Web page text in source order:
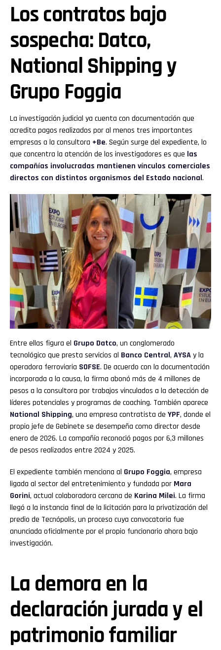
Los contratos bajo
sospecha: Datco,
National Shipping y
Grupo Foggia
La investigación judicial ya cuenta con documentación que
acredita pagos realizados por al menos tres importantes
empresas a la consultora +Be. Según surge del expediente, lo
que concentra la atención de los investigadores es que las
compañías involucradas mantienen vínculos comerciales
directos con distintos organismos del Estado nacional.
Entre ellas figura el Grupo Datco, un conglomerado
tecnológico que presta servicios al Banco Central, AYSAy la
operadora ferroviaria SOFSE. De acuerdo con la documentación
incorporada a la causa, la firma abonó más de 4 millones de
pesos a la consultora por trabajos vinculados a la detección de
líderes potenciales y programas de coaching. También aparece
National Shipping, una empresa contratista de YPF, donde el
propio jefe de Gebinete se desempeña como director desde
enero de 2026. La compañía reconoció pagos por 6,3 millones
de pesos realizados entre 2024 y 2025.
El expediente también menciona al Grupo Foggia, empresa
ligada al sector del entretenimiento y fundada por Mara
Gorini, actual colaboradora cercana de Karina Milei. La firma
llegó a la instancia final de la licitación para la privatización del
predio de Tecnópolis, un proceso cuya convocatoria fue
anunciada oficialmente por el propio funcionario ahora bajo
investigación.
La demora en la
declaración jurada y el
patrimonio familiar